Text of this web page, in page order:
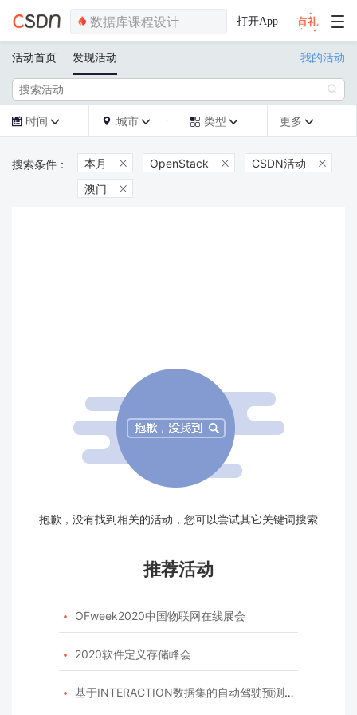
打开App
活动首页 发现活动 我的活动

 时间   城市   类型  更多 
本月  OpenStack  CSDN活动 
澳门 
抱歉，没有找到相关的活动，您可以尝试其它关键词搜索
推荐活动
 OFweek2020中国物联网在线展会
 2020软件定义存储峰会
 基于INTERACTION数据集的自动驾驶预测模型挑战赛